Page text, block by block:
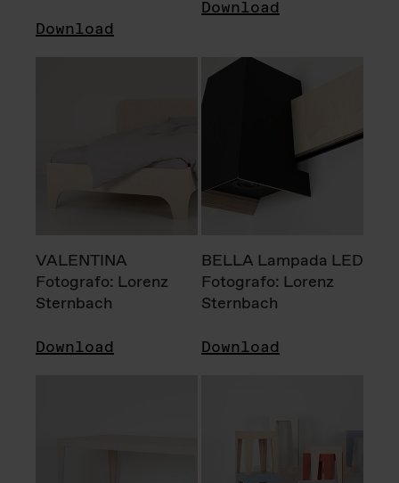
Download
Download
VALENTINA
Fotografo: Lorenz
Sternbach
Download
BELLA Lampada LED
Fotografo: Lorenz
Sternbach
Download